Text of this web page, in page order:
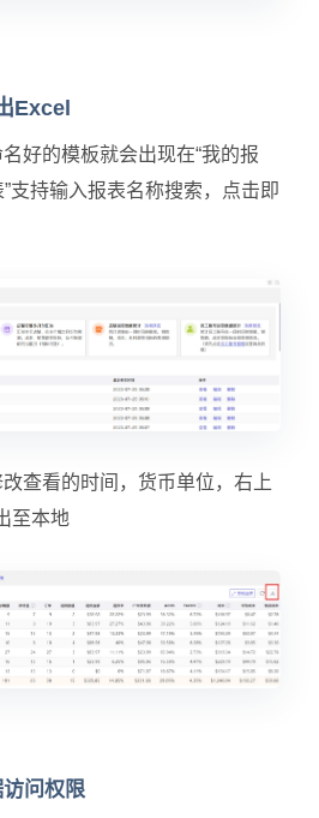
Excel
好的模板就会出现在“我的报
”支持输入报表名称搜索，点击即
查看的时间，货币单位，右上
至本地
问权限